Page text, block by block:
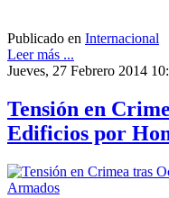
Publicado en Internacional
Leer más ...
Jueves, 27 Febrero 2014
Tensión en
Edificios por